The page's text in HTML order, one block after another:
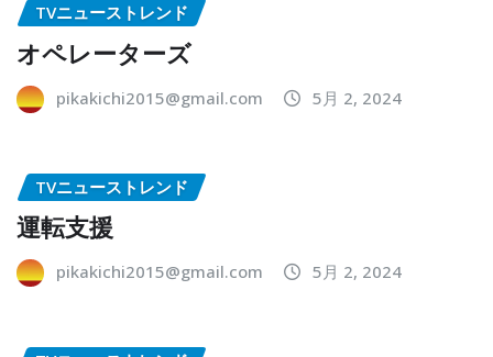
TVニューストレンド
オペレーターズ
pikakichi2015@gmail.com 5月 2, 2024
TVニューストレンド
運転支援
pikakichi2015@gmail.com 5月 2, 2024